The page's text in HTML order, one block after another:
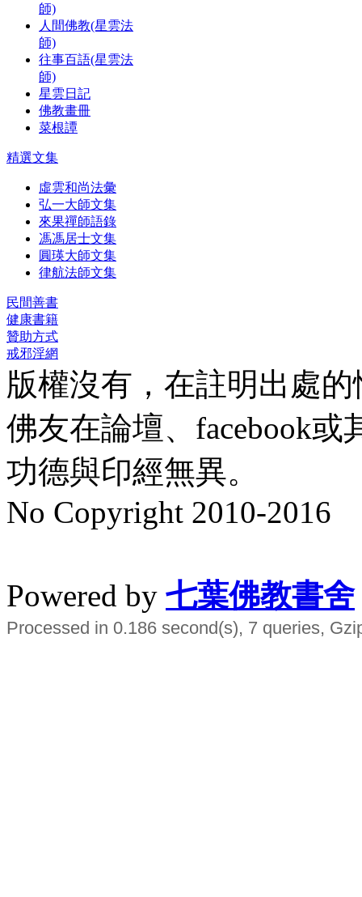
師)
人間佛教(星雲法
師)
往事百語(星雲法
師)
星雲日記
佛教畫冊
菜根譚
精選文集
虛雲和尚法彙
弘一大師文集
來果禪師語錄
馮馮居士文集
圓瑛大師文集
律航法師文集
民間善書
健康書籍
贊助方式
戒邪淫網
版權沒有，在註明出處
佛友在論壇、facebook
功德與印經無異。
No Copyright 2010-2016
Powered by 七葉佛教書舍
Processed in 0.186 second(s), 7 queries,